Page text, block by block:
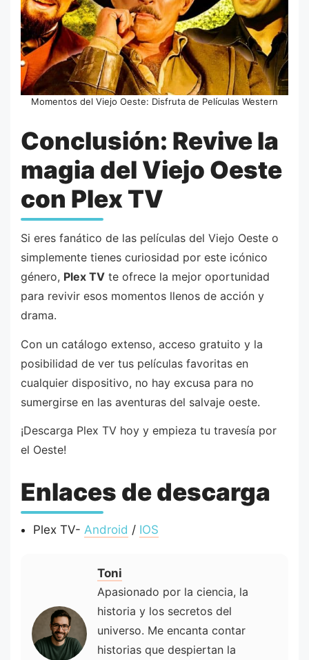
Momentos del Viejo Oeste: Disfruta de Películas Western
Conclusión: Revive la
magia del Viejo Oeste
con Plex TV
Si eres fanático de las películas del Viejo Oeste o
simplemente tienes curiosidad por este icónico
género, Plex TV te ofrece la mejor oportunidad
para revivir esos momentos llenos de acción y
drama.
Con un catálogo extenso, acceso gratuito y la
posibilidad de ver tus películas favoritas en
cualquier dispositivo, no hay excusa para no
sumergirse en las aventuras del salvaje oeste.
¡Descarga Plex TV hoy y empieza tu travesía por
el Oeste!
Enlaces de descarga
Plex TV- Android / IOS
Toni
Apasionado por la ciencia, la
historia y los secretos del
universo. Me encanta contar
historias que despiertan la